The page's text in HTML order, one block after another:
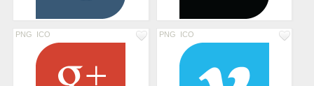
PNG ICO PNG ICO